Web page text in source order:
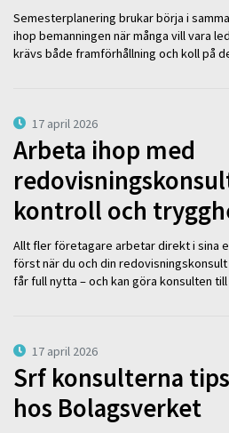
Semesterplanering brukar börja i
ihop bemanningen när många vill vara
krävs både framförhållning och koll på
17 april 2026
Arbeta ihop med
kontroll och
Allt fler företagare arbetar direkt i sina
först när du och din
får full nytta – och kan göra konsulten
17 april 2026
Srf konsulterna
hos Bolagsverket